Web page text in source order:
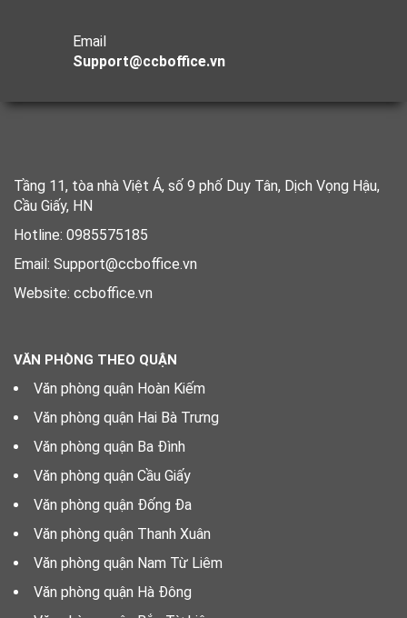
Email
Support@ccboffice.vn
Tầng 11, tòa nhà Việt Á, số 9 phố Duy Tân, Dịch Vọng Hậu,
Cầu Giấy, HN
Hotline: 0985575185
Email: Support@ccboffice.vn
Website: ccboffice.vn
VĂN PHÒNG THEO QUẬN
Văn phòng quận Hoàn Kiếm
Văn phòng quận Hai Bà Trưng
Văn phòng quận Ba Đình
Văn phòng quận Cầu Giấy
Văn phòng quận Đống Đa
Văn phòng quận Thanh Xuân
Văn phòng quận Nam Từ Liêm
Văn phòng quận Hà Đông